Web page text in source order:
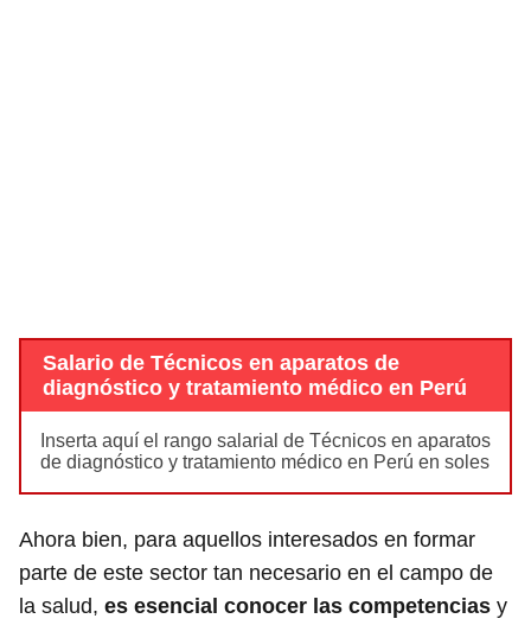
Salario de Técnicos en aparatos de
diagnóstico y tratamiento médico en Perú
Inserta aquí el rango salarial de Técnicos en aparatos
de diagnóstico y tratamiento médico en Perú en soles
Ahora bien, para aquellos interesados en formar
parte de este sector tan necesario en el campo de
la salud, es esencial conocer las competencias y